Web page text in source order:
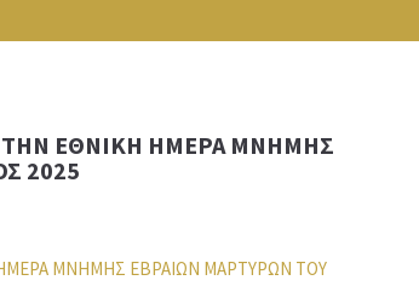
ΤΗΝ ΕΘΝΙΚΗ ΗΜΕΡΑ ΜΝΗΜΗΣ
2025